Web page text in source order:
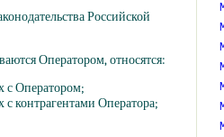
Российской
Оператором, относятся:
с Оператором;
контрагентами Оператора;